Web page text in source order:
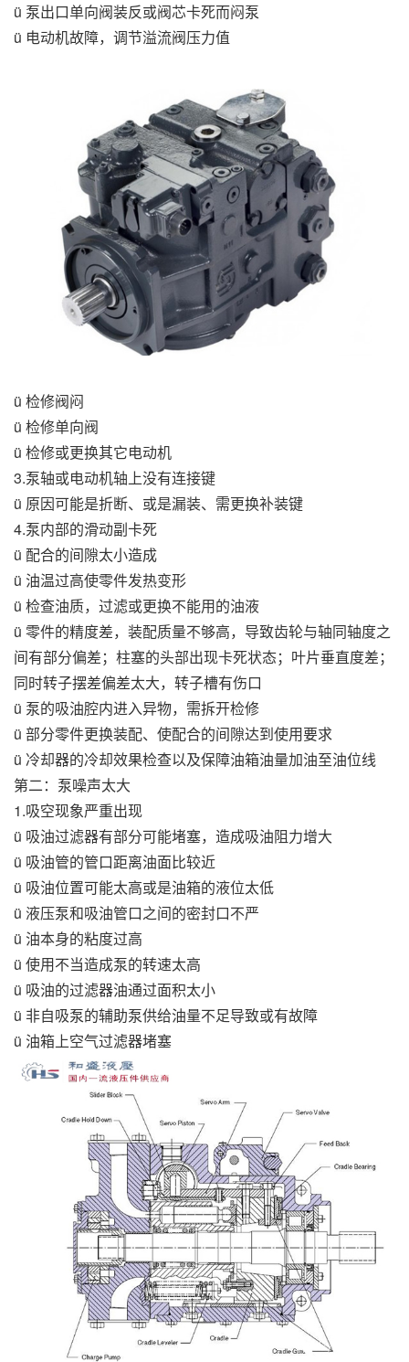
ü 泵出口单向阀装反或阀芯卡死而闷泵
ü 电动机故障，调节溢流阀压力值
ü 检修阀闷
ü 检修单向阀
ü 检修或更换其它电动机
3.泵轴或电动机轴上没有连接键
ü 原因可能是折断、或是漏装、需更换补装键
4.泵内部的滑动副卡死
ü 配合的间隙太小造成
ü 油温过高使零件发热变形
ü 检查油质，过滤或更换不能用的油液
ü 零件的精度差，装配质量不够高，导致齿轮与轴同轴度之
间有部分偏差；柱塞的头部出现卡死状态；叶片垂直度差；
同时转子摆差偏差太大，转子槽有伤口
ü 泵的吸油腔内进入异物，需拆开检修
ü 部分零件更换装配、使配合的间隙达到使用要求
ü 冷却器的冷却效果检查以及保障油箱油量加油至油位线
第二：泵噪声太大
1.吸空现象严重出现
ü 吸油过滤器有部分可能堵塞，造成吸油阻力增大
ü 吸油管的管口距离油面比较近
ü 吸油位置可能太高或是油箱的液位太低
ü 液压泵和吸油管口之间的密封口不严
ü 油本身的粘度过高
ü 使用不当造成泵的转速太高
ü 吸油的过滤器油通过面积太小
ü 非自吸泵的辅助泵供给油量不足导致或有故障
ü 油箱上空气过滤器堵塞